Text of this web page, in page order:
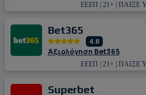
ΕΕΕΠ | 21+ |
Bet365
4.8
Αξιολόγηση Bet365
ΕΕΕΠ | 21+ |
Superbet